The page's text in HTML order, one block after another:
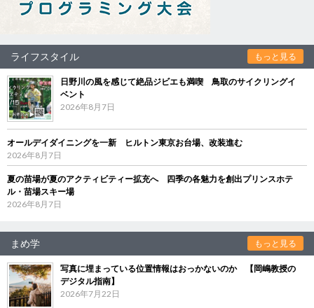
ライフスタイル もっと見る
日野川の風を感じて絶品ジビエも満喫 鳥取のサイクリングイ
ベント
2026年8月7日
オールデイダイニングを一新 ヒルトン東京お台場、改装進む
2026年8月7日
夏の苗場が夏のアクティビティー拡充へ 四季の各魅力を創出プリンスホテ
ル・苗場スキー場
2026年8月7日
まめ学 もっと見る
写真に埋まっている位置情報はおっかないのか 【岡嶋教授の
デジタル指南】
2026年7月22日